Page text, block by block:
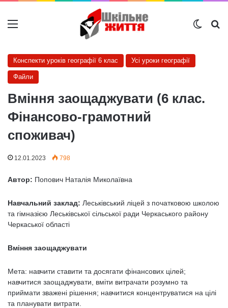
Меню
Конспекти уроків географії 6 клас Усі уроки географії
Файли
Вміння заощаджувати (6 клас.
Фінансово-грамотний
споживач)
12.01.2023 798
Автор: Попович Наталія Миколаївна
Навчальний заклад: Леськівський ліцей з початковою школою
та гімназією Леськівської сільської ради Черкаського району
Черкаської області
Вміння заощаджувати
Мета: навчити ставити та досягати фінансових цілей;
навчитися заощаджувати, вміти витрачати розумно та
приймати зважені рішення; навчитися концентруватися на цілі
та планувати витрати.